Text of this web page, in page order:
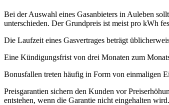
Bei der Auswahl eines Gasanbieters in Auleben
unterschieden. Der Grundpreis ist meist pro kWh
Die Laufzeit eines Gasvertrages beträgt
Eine Kündigungsfrist von drei Monaten zum
Bonusfallen treten häufig in Form von einmaligen
Preisgarantien sichern den Kunden vor
entstehen, wenn die Garantie nicht eingehalten wird.